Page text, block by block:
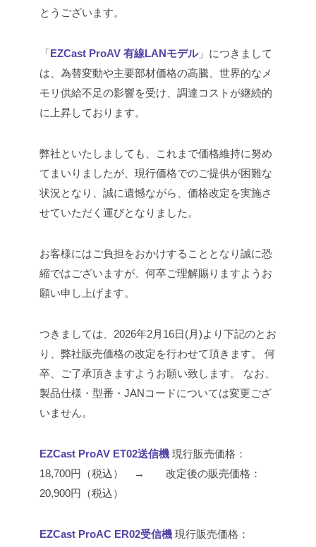
とうございます。
「EZCast ProAV 有線LANモデル」につきまして
は、為替変動や主要部材価格の高騰、世界的なメ
モリ供給不足の影響を受け、調達コストが継続的
に上昇しております。
弊社といたしましても、これまで価格維持に努め
てまいりましたが、現行価格でのご提供が困難な
状況となり、誠に遺憾ながら、価格改定を実施さ
せていただく運びとなりました。
お客様にはご負担をおかけすることとなり誠に恐
縮ではございますが、何卒ご理解賜りますようお
願い申し上げます。
つきましては、2026年2月16日(月)より下記のとお
り、弊社販売価格の改定を行わせて頂きます。
何
卒、ご了承頂きますようお願い致します。
なお、
製品仕様・型番・JANコードについては変更ござ
いません。
EZCast ProAV ET02送信機 現行販売価格：
18,700円（税込） → 改定後の販売価格：
20,900円（税込）
EZCast ProAC ER02受信機 現行販売価格：